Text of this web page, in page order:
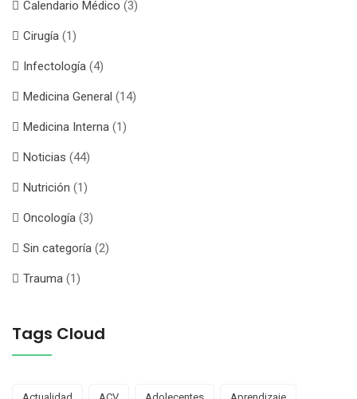
Calendario Médico (3)
Cirugía (1)
Infectología (4)
Medicina General (14)
Medicina Interna (1)
Noticias (44)
Nutrición (1)
Oncología (3)
Sin categoría (2)
Trauma (1)
Tags Cloud